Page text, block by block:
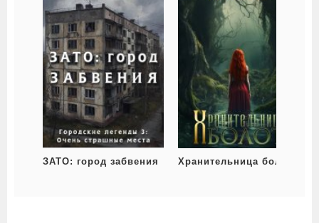
ЗАТО: город забвения Хранительница болот